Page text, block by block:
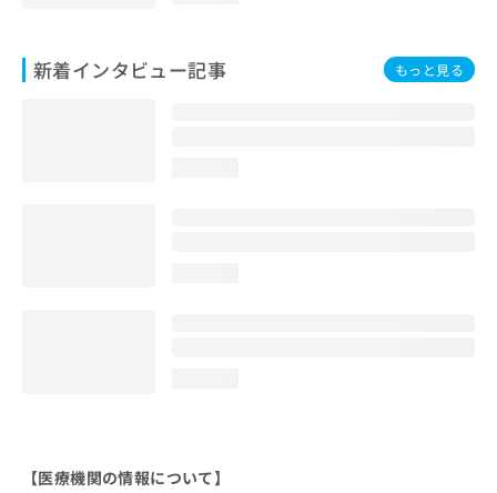
新着インタビュー記事 もっと見る
【医療機関の情報について】